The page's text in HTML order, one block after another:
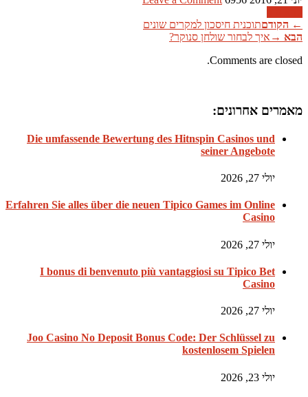
← הקודםתוכנית חיסכון למקרים שונים
הבא → איך לבחור שולחן סנוקר?
Comments are closed.
מאמרים אחרונים:
Die umfassende Bewertung des Hitnspin Casinos und
seiner Angebote
יולי 27, 2026
Erfahren Sie alles über die neuen Tipico Games im Online
Casino
יולי 27, 2026
I bonus di benvenuto più vantaggiosi su Tipico Bet
Casino
יולי 27, 2026
Joo Casino No Deposit Bonus Code: Der Schlüssel zu
kostenlosem Spielen
יולי 23, 2026